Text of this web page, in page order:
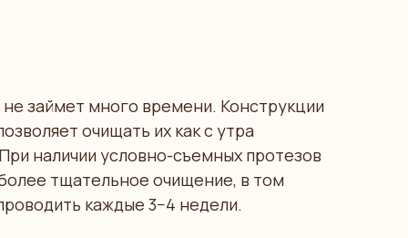
займет много времени. Конструкции
очищать их как с утра
наличии условно-съемных протезов
тщательное очищение, в том
каждые 3−4 недели.